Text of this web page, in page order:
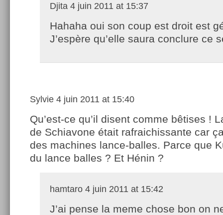
Djita 4 juin 2011 at 15:37
Hahaha oui son coup est droit est
J’espère qu’elle saura conclure ce
Sylvie 4 juin 2011 at 15:40
Qu’est-ce qu’il disent comme bêtises !
de Schiavone était rafraichissante car
des machines lance-balles. Parce que
du lance balles ? Et Hénin ?
hamtaro 4 juin 2011 at 15:42
J’ai pense la meme chose bon on